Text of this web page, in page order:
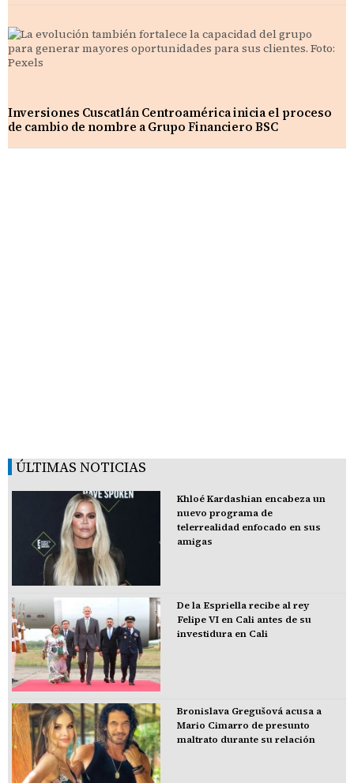
Inversiones Cuscatlán Centroamérica inicia el proceso
de cambio de nombre a Grupo Financiero BSC
ÚLTIMAS NOTICIAS
Khloé Kardashian encabeza un
nuevo programa de
telerrealidad enfocado en sus
amigas
De la Espriella recibe al rey
Felipe VI en Cali antes de su
investidura en Cali
Bronislava Gregušová acusa a
Mario Cimarro de presunto
maltrato durante su relación